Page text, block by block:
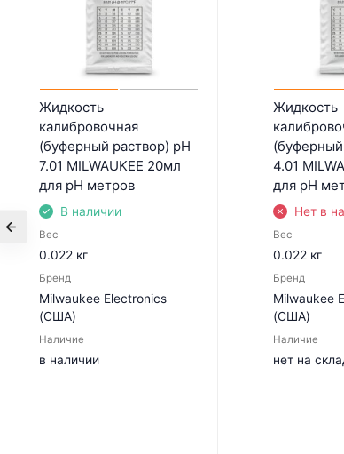
Жидкость
калибровочная
(буферный раствор) pH
7.01 MILWAUKEE 20мл
для pH метров
В наличии
Вес
0.022 кг
Бренд
Milwaukee Electronics
(США)
Наличие
в наличии
Жидкость
4.01
для pH
Нет в
Вес
0.022 кг
Бренд
Milwaukee
(США)
Наличие
нет на